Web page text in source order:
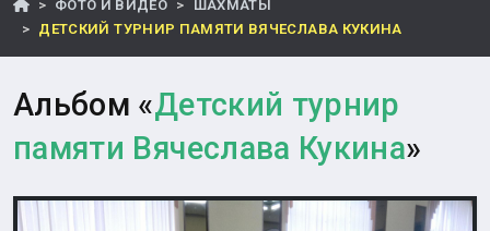
ФОТО И ВИДЕО
ШАХМАТЫ
ДЕТСКИЙ ТУРНИР ПАМЯТИ ВЯЧЕСЛАВА КУКИНА
Альбом «Детский турнир
памяти Вячеслава Кукина»